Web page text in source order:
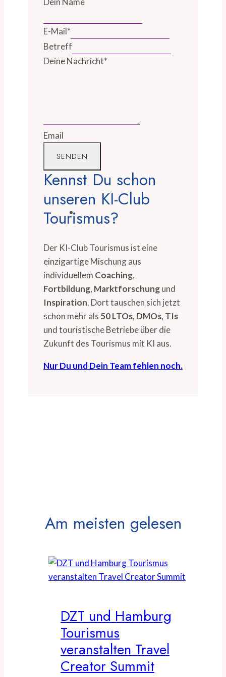
E-Mail*
Betreff
Deine Nachricht*
Email
SENDEN
Kennst Du schon
unseren KI-Club
Tourismus?
Der KI-Club Tourismus ist eine
einzigartige Mischung aus
individuellem Coaching,
Fortbildung, Marktforschungund
Inspiration. Dort tauschen sich jetzt
schon mehr als 50 LTOs, DMOs, TIs
und touristische Betriebe über die
Zukunft des Tourismus mit KI aus.
Nur Du und Dein Team fehlen noch.
Am meisten gelesen
DZT und Hamburg
Tourismus
veranstalten Travel
Creator Summit